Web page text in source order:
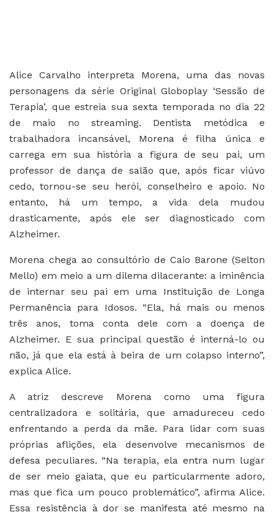
Alice Carvalho interpreta Morena, uma das novas
personagens da série Original Globoplay ‘Sessão de
Terapia’, que estreia sua sexta temporada no dia 22
de maio no streaming. Dentista metódica e
trabalhadora incansável, Morena é filha única e
carrega em sua história a figura de seu pai, um
professor de dança de salão que, após ficar viúvo
cedo, tornou-se seu herói, conselheiro e apoio. No
entanto, há um tempo, a vida dela mudou
drasticamente, após ele ser diagnosticado com
Alzheimer.
Morena chega ao consultório de Caio Barone (Selton
Mello) em meio a um dilema dilacerante: a iminência
de internar seu pai em uma Instituição de Longa
Permanência para Idosos. “Ela, há mais ou menos
três anos, toma conta dele com a doença de
Alzheimer. E sua principal questão é interná-lo ou
não, já que ela está à beira de um colapso interno”,
explica Alice.
A atriz descreve Morena como uma figura
centralizadora e solitária, que amadureceu cedo
enfrentando a perda da mãe. Para lidar com suas
próprias aflições, ela desenvolve mecanismos de
defesa peculiares. “Na terapia, ela entra num lugar
de ser meio gaiata, que eu particularmente adoro,
mas que fica um pouco problemático”, afirma Alice.
Essa resistência à dor se manifesta até mesmo na